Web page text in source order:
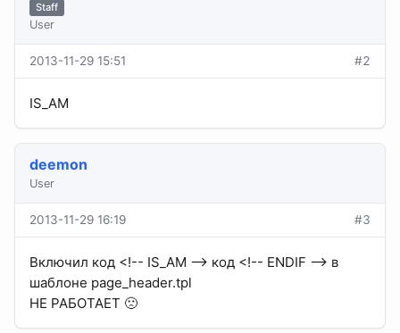
Staff
User
2013-11-29 15:51 #2
IS_AM
deemon
User
2013-11-29 16:19 #3
Включил код <!-- IS_AM --> код <!-- ENDIF --> в
шаблоне page_header.tpl
НЕ РАБОТАЕТ 🙁